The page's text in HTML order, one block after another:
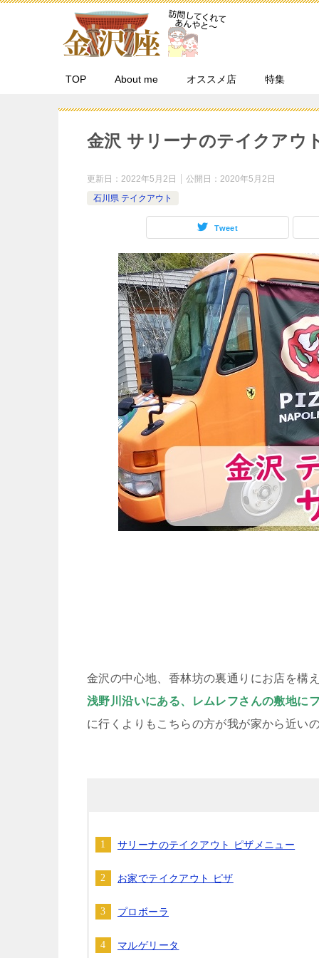
TOP About me オススメ店 特集
金沢 サリーナのテイクアウ
更新日： 2022年5月2日 公開日： 2020年5月2日
石川県 テイクアウト
Tweet
金沢の中心地、香林坊の裏通りにお店を構
浅野川沿いにある、レムレフさんの敷地に
に行くよりもこちらの方が我が家から近い
サリーナのテイクアウト ピザメニュー
お家でテイクアウト ピザ
プロボーラ
マルゲリータ